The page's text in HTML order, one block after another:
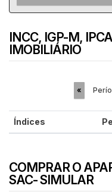
INCC, IGP-M,
IMOBILIÁRIO
«
Índices
COMPRAR O
SAC- SIMULAR